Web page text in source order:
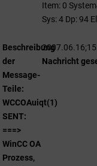
Item: 0
Sys: 4 Dp: 94
Beschreibung
der
Message-
Teile:
WCCOAuiqt(1)
SENT:
===>
WinCC OA
Prozess,
Nachricht